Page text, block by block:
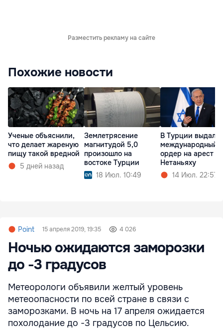
Разместить рекламу на сайте
Похожие новости
Ученые объяснили,
что делает жареную
пищу такой вредной
5 дней назад
Землетрясение
магнитудой 5,0
произошло на
востоке Турции
18 Июл. 10:49
В Турции выдали
международный
ордер на арест
Нетаньяху
14 Июл. 22:57
Point 15 апреля 2019, 19:35 4 026
Ночью ожидаются заморозки
до -3 градусов
Метеорологи объявили желтый уровень
метеоопасности по всей стране в связи с
заморозками. В ночь на 17 апреля ожидается
похолодание до -3 градусов по Цельсию.